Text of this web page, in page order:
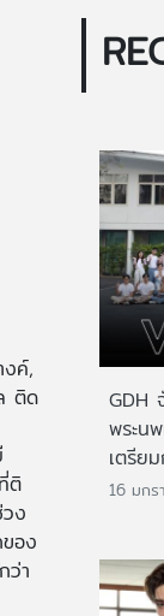
งค์,
ติด
ติ
ง
อง
ว่า
GDH
พระน
เตรีย
16 มก